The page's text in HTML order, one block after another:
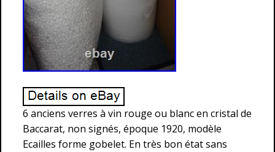
6 anciens verres à vin rouge ou blanc en cristal de
Baccarat, non signés, époque 1920, modèle
Ecailles forme gobelet. En très bon état sans